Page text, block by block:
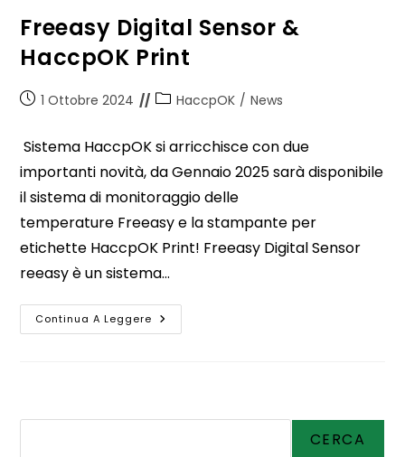
Freeasy Digital Sensor &
HaccpOK Print
1 Ottobre 2024 HaccpOK / News
Sistema HaccpOK si arricchisce con due
importanti novità, da Gennaio 2025 sarà disponibile
il sistema di monitoraggio delle
temperature Freeasy e la stampante per
etichette HaccpOK Print! Freeasy Digital Sensor
reeasy è un sistema…
Continua A Leggere
CERCA